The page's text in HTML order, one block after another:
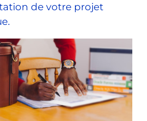
de votre projet